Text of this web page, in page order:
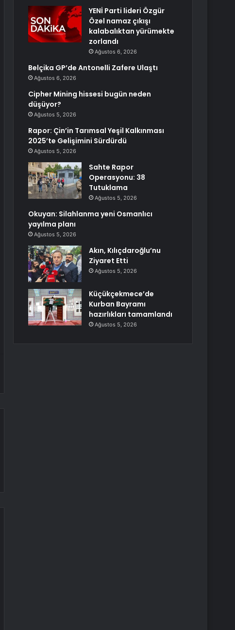
YENİ Parti lideri Özgür
Özel namaz çıkışı
kalabalıktan yürümekte
zorlandı
Ağustos 6, 2026
Belçika GP’de Antonelli Zafere Ulaştı
Ağustos 6, 2026
Cipher Mining hissesi bugün neden
düşüyor?
Ağustos 5, 2026
Rapor: Çin’in Tarımsal Yeşil Kalkınması
2025’te Gelişimini Sürdürdü
Ağustos 5, 2026
Sahte Rapor
Operasyonu: 38
Tutuklama
Ağustos 5, 2026
Okuyan: Silahlanma yeni Osmanlıcı
yayılma planı
Ağustos 5, 2026
Akın, Kılıçdaroğlu’nu
Ziyaret Etti
Ağustos 5, 2026
Küçükçekmece’de
Kurban Bayramı
hazırlıkları tamamlandı
Ağustos 5, 2026